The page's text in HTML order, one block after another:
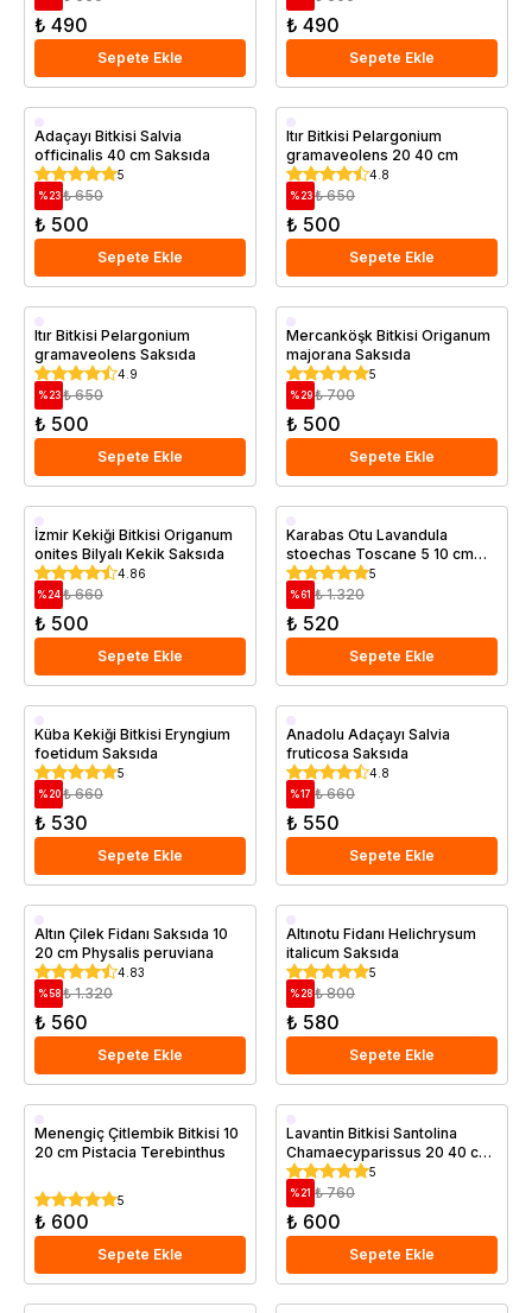
₺ 490
Sepete Ekle
₺ 490
Sepete Ekle
Saksıda
Adaçayı Bitkisi Salvia
officinalis 40 cm Saksıda
5
%23 ₺ 650
₺ 500
Sepete Ekle
Saksıda
Itır Bitkisi Pelargonium
gramaveolens 20 40 cm
4.8
%23 ₺ 650
₺ 500
Sepete Ekle
Saksıda
Itır Bitkisi Pelargonium
gramaveolens Saksıda
4.9
%23 ₺ 650
₺ 500
Sepete Ekle
Saksıda
Mercanköşk Bitkisi Origanum
majorana Saksıda
5
%29 ₺ 700
₺ 500
Sepete Ekle
Saksıda
İzmir Kekiği Bitkisi Origanum
onites Bilyalı Kekik Saksıda
4.86
%24 ₺ 660
₺ 500
Sepete Ekle
Saksıda
Karabas Otu Lavandula
stoechas Toscane 5 10 cm
Saksıda
5
% 61 ₺ 1.320
₺ 520
Sepete Ekle
Saksıda
Küba Kekiği Bitkisi Eryngium
foetidum Saksıda
5
%20 ₺ 660
₺ 530
Sepete Ekle
Saksıda
Anadolu Adaçayı Salvia
fruticosa Saksıda
4.8
%17 ₺ 660
₺ 550
Sepete Ekle
Saksıda
Altın Çilek Fidanı Saksıda 10
20 cm Physalis peruviana
4.83
% 58 ₺ 1.320
₺ 560
Sepete Ekle
Saksıda
Altınotu Fidanı Helichrysum
italicum Saksıda
5
%28 ₺ 800
₺ 580
Sepete Ekle
Saksıda
Menengiç Çitlembik Bitkisi 10
20 cm Pistacia Terebinthus
5
₺ 600
Sepete Ekle
Saksıda
Lavantin Bitkisi Santolina
Chamaecyparissus 20 40 cm
Büyük Boy Saksıda
5
%21 ₺ 760
₺ 600
Sepete Ekle